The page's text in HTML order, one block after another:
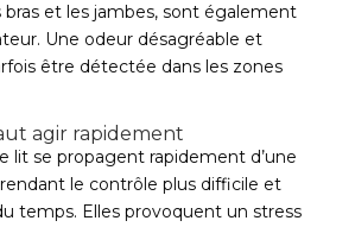
bras et les jambes, sont également
Une odeur désagréable et
être détectée dans les zones
agir rapidement
lit se propagent rapidement d’une
rendant le contrôle plus difficile et
temps. Elles provoquent un stress